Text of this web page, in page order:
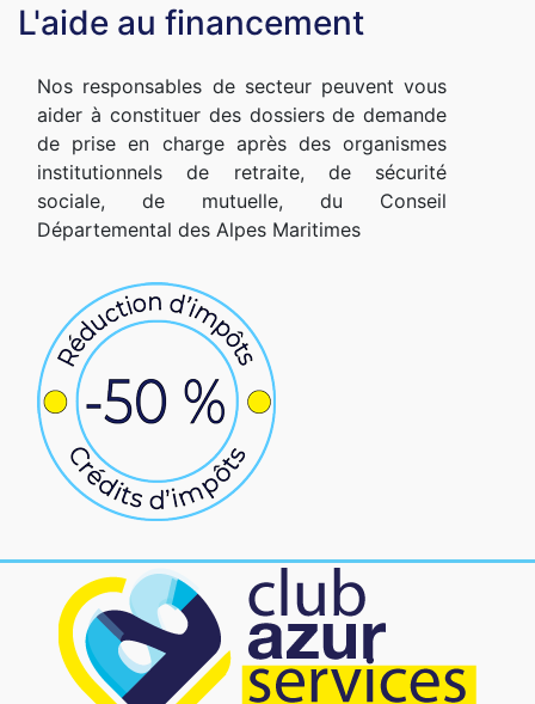
L'aide au financement
Nos responsables de secteur peuvent vous
aider à constituer des dossiers de demande
de prise en charge après des organismes
institutionnels de retraite, de sécurité
sociale, de mutuelle, du Conseil
Départemental des Alpes Maritimes